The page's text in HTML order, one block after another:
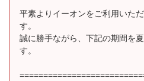
平素よりイーオンをご利用いた
す。
誠に勝手ながら、下記の期間を
す。